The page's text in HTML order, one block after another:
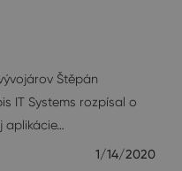
Štěpán
IT Systems rozpísal o
aplikácie…
1/14/2020